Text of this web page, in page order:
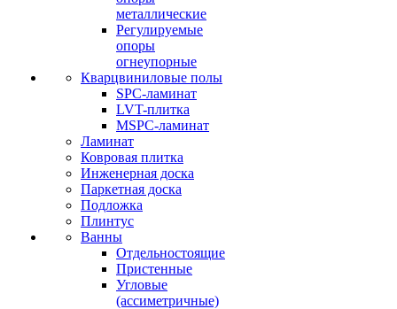
металлические
Регулируемые
опоры
огнеупорные
Кварцвиниловые полы
SPC-ламинат
LVT-плитка
MSPC-ламинат
Ламинат
Ковровая плитка
Инженерная доска
Паркетная доска
Подложка
Плинтус
Ванны
Отдельностоящие
Пристенные
Угловые
(ассиметричные)